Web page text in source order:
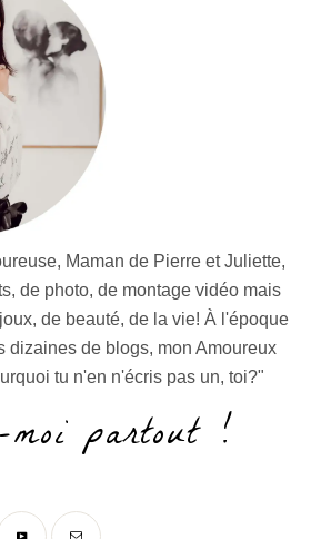
Maman de Pierre et Juliette,
de photo, de montage vidéo mais
de beauté, de la vie! À l'époque
dizaines de blogs, mon Amoureux
tu n'en n'écris pas un, toi?"
moi partout !